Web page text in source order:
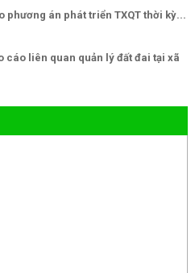
phương án phát triển TXQT thời kỳ...
cáo liên quan quản lý đất đai tại xã